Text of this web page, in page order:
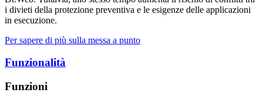
i divieti della protezione preventiva e le esigenze delle applicazioni
in esecuzione.
Per sapere di più sulla messa a punto
Funzionalità
Funzioni